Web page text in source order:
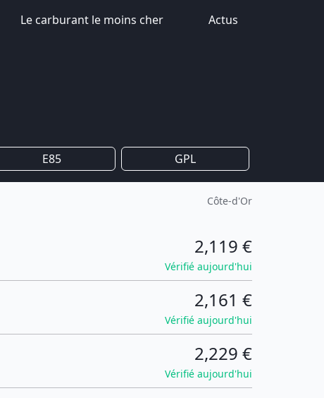
Le carburant le moins cher Actus
E85 GPL
Côte-d'Or
2,119 €
Vérifié aujourd'hui
2,161 €
Vérifié aujourd'hui
2,229 €
Vérifié aujourd'hui